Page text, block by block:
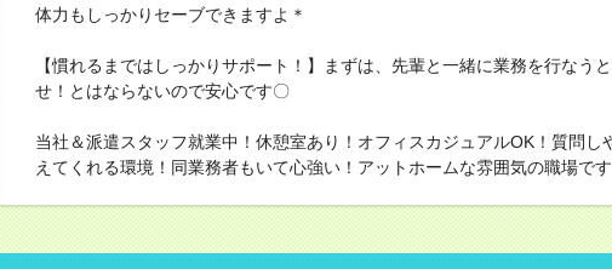
体力もしっかりセーブできますよ＊
【慣れるまではしっかりサポート！】まずは、先輩と一緒に業務を行なう
せ！とはならないので安心です〇
当社＆派遣スタッフ就業中！休憩室あり！オフィスカジュアルOK！質問し
えてくれる環境！同業務者もいて心強い！アットホームな雰囲気の職場です